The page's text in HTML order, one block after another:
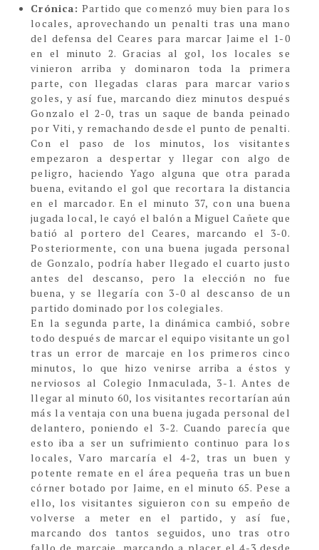
Crónica: Partido que comenzó muy bien para los
locales, aprovechando un penalti tras una mano
del defensa del Ceares para marcar Jaime el 1-0
en el minuto 2. Gracias al gol, los locales se
vinieron arriba y dominaron toda la primera
parte, con llegadas claras para marcar varios
goles, y así fue, marcando diez minutos después
Gonzalo el 2-0, tras un saque de banda peinado
por Viti, y remachando desde el punto de penalti.
Con el paso de los minutos, los visitantes
empezaron a despertar y llegar con algo de
peligro, haciendo Yago alguna que otra parada
buena, evitando el gol que recortara la distancia
en el marcador. En el minuto 37, con una buena
jugada local, le cayó el balón a Miguel Cañete que
batió al portero del Ceares, marcando el 3-0.
Posteriormente, con una buena jugada personal
de Gonzalo, podría haber llegado el cuarto justo
antes del descanso, pero la elección no fue
buena, y se llegaría con 3-0 al descanso de un
partido dominado por los colegiales.
En la segunda parte, la dinámica cambió, sobre
todo después de marcar el equipo visitante un gol
tras un error de marcaje en los primeros cinco
minutos, lo que hizo venirse arriba a éstos y
nerviosos al Colegio Inmaculada, 3-1. Antes de
llegar al minuto 60, los visitantes recortarían aún
más la ventaja con una buena jugada personal del
delantero, poniendo el 3-2. Cuando parecía que
esto iba a ser un sufrimiento continuo para los
locales, Varo marcaría el 4-2, tras un buen y
potente remate en el área pequeña tras un buen
córner botado por Jaime, en el minuto 65. Pese a
ello, los visitantes siguieron con su empeño de
volverse a meter en el partido, y así fue,
marcando dos tantos seguidos, uno tras otro
fallo de marcaje, marcando a placer el 4-3 desde